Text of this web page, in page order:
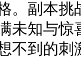
。副本
未知与
不到的刺